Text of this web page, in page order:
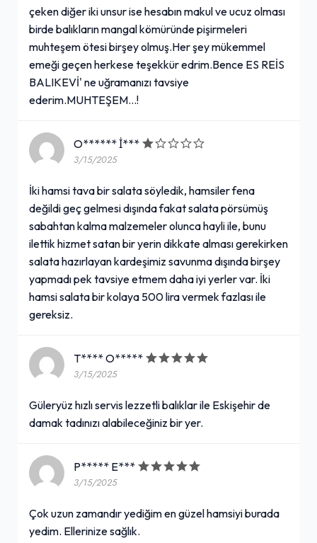
çeken diğer iki unsur ise hesabın makul ve ucuz olması
birde balıkların mangal kömüründe pişirmeleri
muhteşem ötesi birşey olmuş.Her şey mükemmel
emeği geçen herkese teşekkür edrim.Bence ES REİS
BALIKEVİ' ne uğramanızı tavsiye
ederim.MUHTEŞEM...!
O****** İ***
3/15/2025
İki hamsi tava bir salata söyledik, hamsiler fena
değildi geç gelmesi dışında fakat salata pörsümüş
sabahtan kalma malzemeler olunca hayli ile, bunu
ilettik hizmet satan bir yerin dikkate alması gerekirken
salata hazırlayan kardeşimiz savunma dışında birşey
yapmadı pek tavsiye etmem daha iyi yerler var. İki
hamsi salata bir kolaya 500 lira vermek fazlası ile
gereksiz.
T**** O*****
3/15/2025
Güleryüz hızlı servis lezzetli balıklar ile Eskişehir de
damak tadınızı alabileceğiniz bir yer.
P***** E***
3/15/2025
Çok uzun zamandır yediğim en güzel hamsiyi burada
yedim. Ellerinize sağlık.